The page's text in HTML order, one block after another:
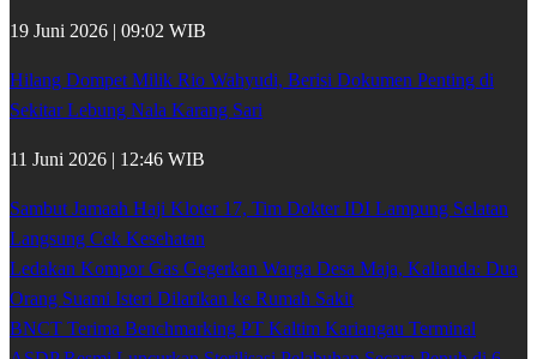
19 Juni 2026 | 09:02 WIB
Hilang Dompet Milik Rio Wahyudi, Berisi Dokumen Penting di
Sekitar Lebung Nala Karang Sari
11 Juni 2026 | 12:46 WIB
Sambut Jamaah Haji Kloter 17, Tim Dokter IDI Lampung Selatan
Langsung Cek Kesehatan
Ledakan Kompor Gas Gegerkan Warga Desa Maja, Kalianda: Dua
Orang Suami Isteri Dilarikan ke Rumah Sakit
BNCT Terima Benchmarking PT Kaltim Kariangau Terminal